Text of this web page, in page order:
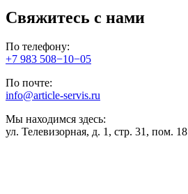
Свяжитесь с нами
По телефону:
+7 983 508−10−05
По почте:
info@article-servis.ru
Мы находимся здесь:
ул. Телевизорная, д. 1, стр. 31, пом. 18